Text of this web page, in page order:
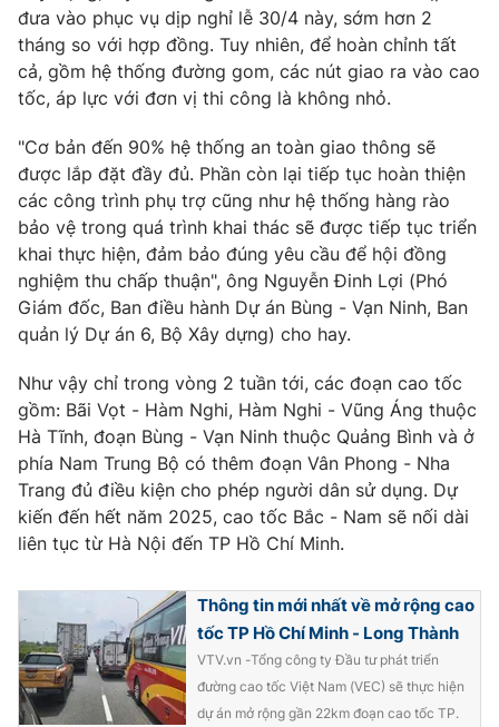
Cơ quan chủ quản:
Đài Truyền hình Việt Nam
Cơ quan báo chí:Thời báo VTV
Giấy phép hoạt động báo in và báo điện tử số 483/GP-BTTTT
cấp ngày 29/12/2023
Phó Tổng Biên tập:Nguyễn Thị Mỹ Hạnh, Phạm Quốc Thắng,
Nguyễn Trọng Ninh
Tổng đài VTV:024.38 355 931 - 024.38 355 932
Ðiện thoại Thời báo VTV:024.66 897 897
Email:
toasoan@vtv.vn
Liên hệ quảng cáo:024-7300.7108
® Cấm sao chép dưới mọi hình thức nếu không có sự chấp
thuận bằng văn bản. Ghi rõ nguồn VTV.vn khi phát hành lại
thông tin từ website này.
đưa vào phục vụ dịp nghỉ lễ 30/4 này, sớm hơn 2
tháng so với hợp đồng. Tuy nhiên, để hoàn chỉnh tất
cả, gồm hệ thống đường gom, các nút giao ra vào cao
tốc, áp lực với đơn vị thi công là không nhỏ.
"Cơ bản đến 90% hệ thống an toàn giao thông sẽ
được lắp đặt đầy đủ. Phần còn lại tiếp tục hoàn thiện
các công trình phụ trợ cũng như hệ thống hàng rào
bảo vệ trong quá trình khai thác sẽ được tiếp tục triển
khai thực hiện, đảm bảo đúng yêu cầu để hội đồng
nghiệm thu chấp thuận", ông Nguyễn Đinh Lợi (Phó
Giám đốc, Ban điều hành Dự án Bùng - Vạn Ninh, Ban
quản lý Dự án 6, Bộ Xây dựng) cho hay.
Như vậy chỉ trong vòng 2 tuần tới, các đoạn cao tốc
gồm: Bãi Vọt - Hàm Nghi, Hàm Nghi - Vũng Áng thuộc
Hà Tĩnh, đoạn Bùng - Vạn Ninh thuộc Quảng Bình và ở
phía Nam Trung Bộ có thêm đoạn Vân Phong - Nha
Trang đủ điều kiện cho phép người dân sử dụng. Dự
kiến đến hết năm 2025, cao tốc Bắc - Nam sẽ nối dài
liên tục từ Hà Nội đến TP Hồ Chí Minh.
Thông tin mới nhất về mở rộng cao
tốc TP Hồ Chí Minh - Long Thành
VTV.vn -Tổng công ty Đầu tư phát triển
đường cao tốc Việt Nam (VEC) sẽ thực hiện
dự án mở rộng gần 22km đoạn cao tốc TP.